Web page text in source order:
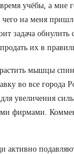
учёбы, а мне
чего на меня
задача обнулить
их в
мышцы
во все города
увеличения
фирмами.
активно